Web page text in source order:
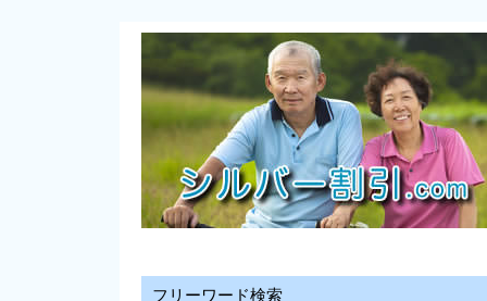
フリーワード検索